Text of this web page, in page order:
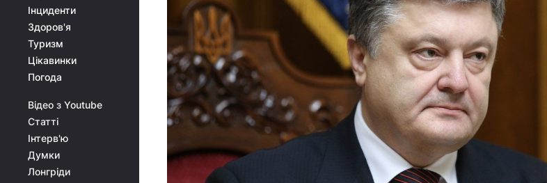
Інциденти
Здоров'я
Туризм
Цікавинки
Погода
Відео з Youtube
Статті
Інтерв'ю
Думки
Лонгріди